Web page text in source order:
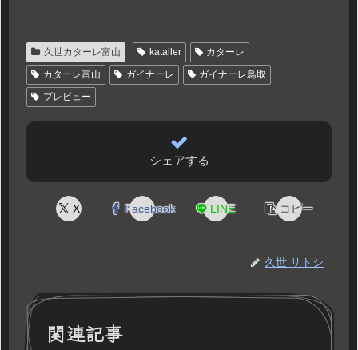
久世カターレ富山 kataller
カターレ
カターレ富山
ガイナーレ
ガイナーレ鳥取
プレビュー
シェアする
X Facebook LINE コピー
久世 サトシ
関連記事